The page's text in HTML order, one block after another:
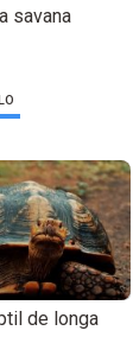
savana
de longa